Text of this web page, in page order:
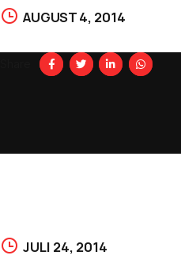
AUGUST 4, 2014
JULI 24, 2014